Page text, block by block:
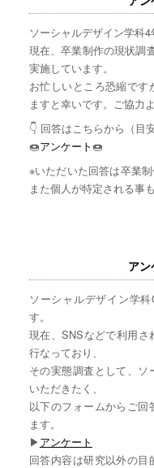
ソーシャルデザイン学科4
現在、卒業制作の現状調
実施しています。
お忙しいところ恐縮で
ますと幸いです。ご協力
👇 回答はこちらから（目
🍩アンケート🍩
※いただいた回答は卒業
また個人が特定される事
ア
ソーシャルデザイン学
す。
現在、SNSなどで利用
行なっており、
その実態調査として、ソ
いただきたく、
以下のフォームからご
ます。
▶︎アンケート
回答内容は研究以外の